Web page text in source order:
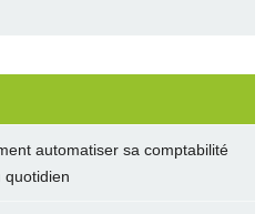
automatiser sa comptabilité
quotidien